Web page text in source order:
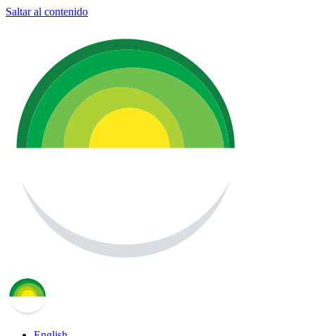
Saltar al contenido